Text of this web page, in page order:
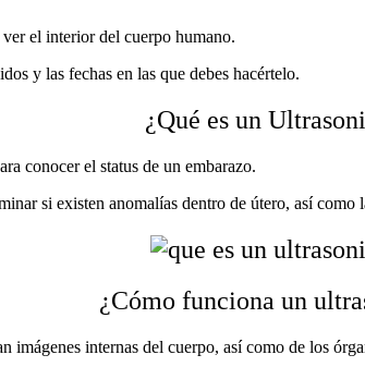
el interior del cuerpo humano.
y las fechas en las que debes hacértelo.
¿Qué es un
conocer el status de un embarazo.
si existen anomalías dentro de útero, así como
¿Cómo funciona un
imágenes internas del cuerpo, así como de los